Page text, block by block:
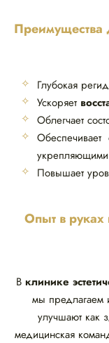
Преимущества
Глубокая
Ускоряет
Облегчает
Повышает
Опыт в
В клинике
мы предлагаем
улучшают как
медицинская